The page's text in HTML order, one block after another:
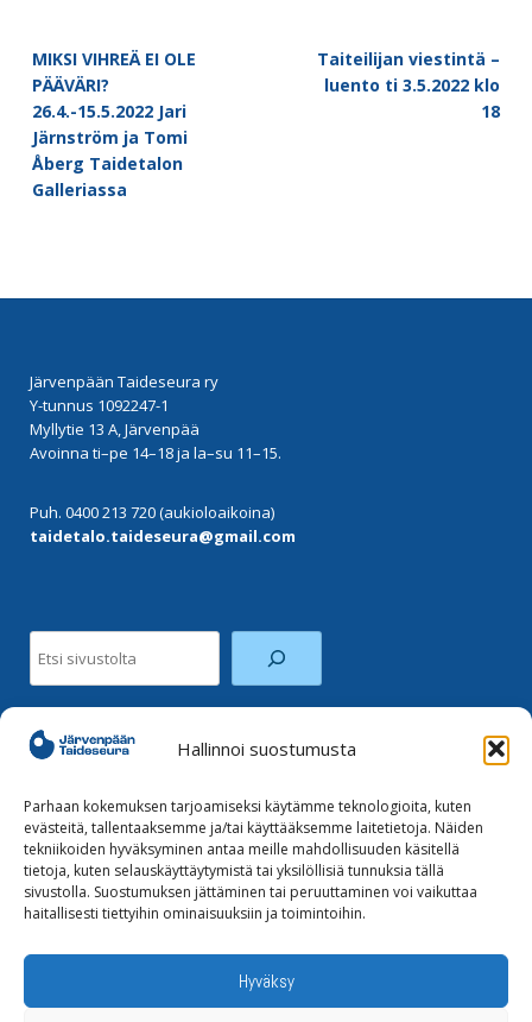
Hallinnoi suostumusta
Parhaan kokemuksen tarjoamiseksi käytämme teknologioita, kuten
evästeitä, tallentaaksemme ja/tai käyttääksemme laitetietoja. Näiden
tekniikoiden hyväksyminen antaa meille mahdollisuuden käsitellä
tietoja, kuten selauskäyttäytymistä tai yksilöllisiä tunnuksia tällä
sivustolla. Suostumuksen jättäminen tai peruuttaminen voi vaikuttaa
haitallisesti tiettyihin ominaisuuksiin ja toimintoihin.
Hyväksy
navigation
MIKSI VIHREÄ EI OLE
PÄÄVÄRI?
26.4.-15.5.2022 Jari
Järnström ja Tomi
Åberg Taidetalon
Galleriassa
Taiteilijan viestintä –
luento ti 3.5.2022 klo
18
Järvenpään Taideseura ry
Y-tunnus 1092247-1
Myllytie 13 A, Järvenpää
Avoinna ti–pe 14–18 ja la–su 11–15.
Puh. 0400 213 720 (aukioloaikoina)
taidetalo.taideseura@gmail.com
Instagram
Tilaa uutiskirje
Tietoja evästeistä